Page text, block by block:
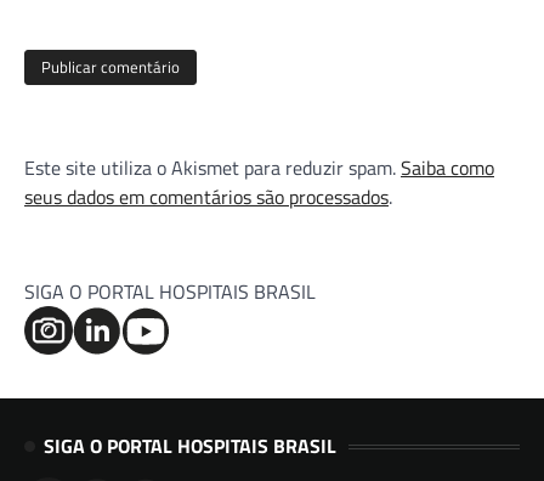
Este site utiliza o Akismet para reduzir spam.Saiba como
seus dados em comentários são processados.
SIGA O PORTAL HOSPITAIS BRASIL
SIGA O PORTAL HOSPITAIS BRASIL